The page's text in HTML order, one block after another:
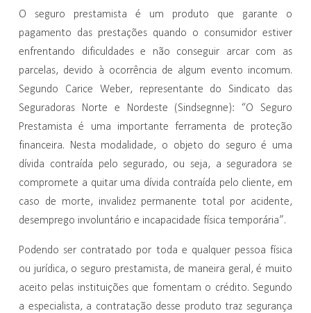
O seguro prestamista é um produto que garante o
pagamento das prestações quando o consumidor estiver
enfrentando dificuldades e não conseguir arcar com as
parcelas, devido à ocorrência de algum evento incomum.
Segundo Carice Weber, representante do Sindicato das
Seguradoras Norte e Nordeste (Sindsegnne): “O Seguro
Prestamista é uma importante ferramenta de proteção
financeira. Nesta modalidade, o objeto do seguro é uma
dívida contraída pelo segurado, ou seja, a seguradora se
compromete a quitar uma dívida contraída pelo cliente, em
caso de morte, invalidez permanente total por acidente,
desemprego involuntário e incapacidade física temporária”.
Podendo ser contratado por toda e qualquer pessoa física
ou jurídica, o seguro prestamista, de maneira geral, é muito
aceito pelas instituições que fomentam o crédito. Segundo
a especialista, a contratação desse produto traz segurança